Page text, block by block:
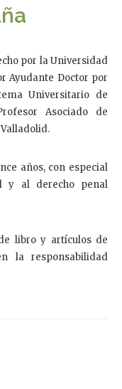
por la Universidad
Ayudante Doctor por
Universitario de
Asociado de
años, con especial
y al derecho penal
libro y artículos de
la responsabilidad